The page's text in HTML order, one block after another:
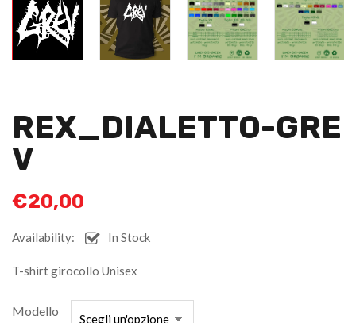
REX_DIALETTO-GRE
V
€20,00
Availability: In Stock
T-shirt girocollo Unisex
Modello